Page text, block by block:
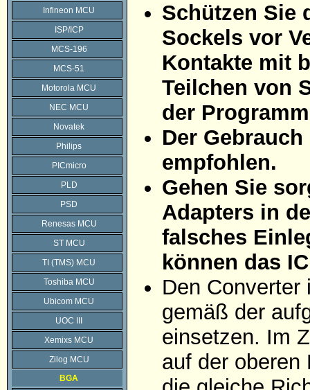
Infineon MCU
ISP/ICP
MCS-196
MCS-51
Motorola MCU
NEC MCU
Novatek
Philips
PICmicro
PLD
PSD
Renesas MCU
ST MCU
TI (TMS) MCU
Toshiba MCU
Ubicom MCU
UOC III
Xemixs MCU
Zilog MCU
BGA
Schützen Sie
Sockels vor
Kontakte mit
Teilchen von
der
Der
empfohlen.
Gehen Sie
Adapters in
falsches
können das
Den
gemäß der
einsetzen. Im
auf der